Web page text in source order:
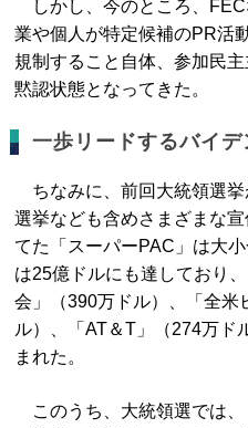
しかし、今のところ、
業や個人が特定候補のPR活
規制すること自体、参加民
黙認状態となってきた。
一歩リードするバイデ
ちなみに、前回大統領選
選挙なども含めさまざまな
てた「スーパーPAC」は大
は25億ドルにも達しており
会」（390万ドル）、「全米
ル）、「AT＆T」（274万ド
まれた。
このうち、大統領選では